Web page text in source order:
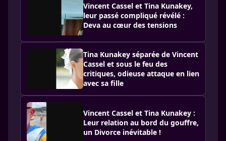
Vincent Cassel et Tina Kunakey,
leur passé compliqué révélé :
Deva au cœur des tensions
Tina Kunakey séparée de Vincent
Cassel et sous le feu des
critiques, odieuse attaque en lien
avec sa fille
Vincent Cassel et Tina Kunakey :
Leur relation au bord du gouffre,
un Divorce inévitable !